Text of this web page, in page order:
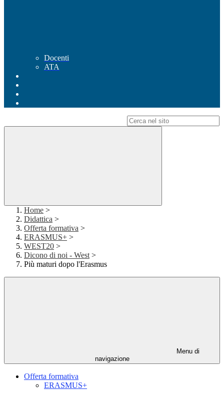
Docenti
ATA
Home >
Didattica >
Offerta formativa >
ERASMUS+ >
WEST20 >
Dicono di noi - West >
Più maturi dopo l'Erasmus
Menu di
navigazione
Offerta formativa
ERASMUS+